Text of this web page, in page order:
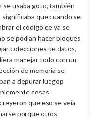
se usaba goto, también
significaba que cuando se
el código qe ya se
se podían hacer bloques
colecciones de datos,
manejar todo con un
de memoria se
a depurar luegop
cosas
que eso se veía
porque otros